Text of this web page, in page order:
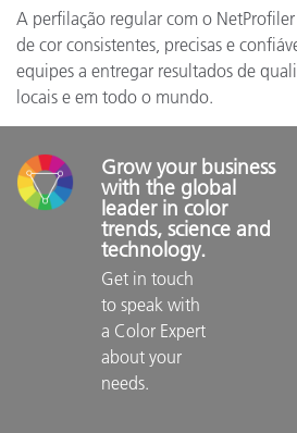
A perfilação regular com o
de cor consistentes, precisas e
equipes a entregar resultados de
locais e em todo o mundo.
Grow your business
with the global
leader in color
trends, science and
technology.
Get in touch
to speak with
a Color Expert
about your
needs.